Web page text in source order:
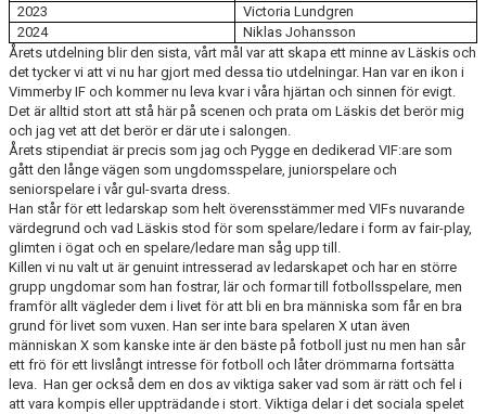
2023
Victoria Lundgren
2024
Niklas Johansson
Årets utdelning blir den sista, vårt mål var att skapa ett minne av Läskis och
det tycker vi att vi nu har gjort med dessa tio utdelningar. Han var en ikon i
Vimmerby IF och kommer nu leva kvar i våra hjärtan och sinnen för evigt.
Det är alltid stort att stå här på scenen och prata om Läskis det berör mig
och jag vet att det berör er där ute i salongen.
Årets stipendiat är precis som jag och Pygge en dedikerad VIF:are som
gått den långe vägen som ungdomsspelare, juniorspelare och
seniorspelare i vår gul-svarta dress.
Han står för ett ledarskap som helt överensstämmer med VIFs nuvarande
värdegrund och vad Läskis stod för som spelare/ledare i form av fair-play,
glimten i ögat och en spelare/ledare man såg upp till.
Killen vi nu valt ut är genuint intresserad av ledarskapet och har en större
grupp ungdomar som han fostrar, lär och formar till fotbollsspelare, men
framför allt vägleder dem i livet för att bli en bra människa som får en bra
grund för livet som vuxen. Han ser inte bara spelaren X utan även
människan X som kanske inte är den bäste på fotboll just nu men han sår
ett frö för ett livslångt intresse för fotboll och låter drömmarna fortsätta
leva. Han ger också dem en dos av viktiga saker vad som är rätt och fel i
att vara kompis eller uppträdande i stort. Viktiga delar i det sociala spelet